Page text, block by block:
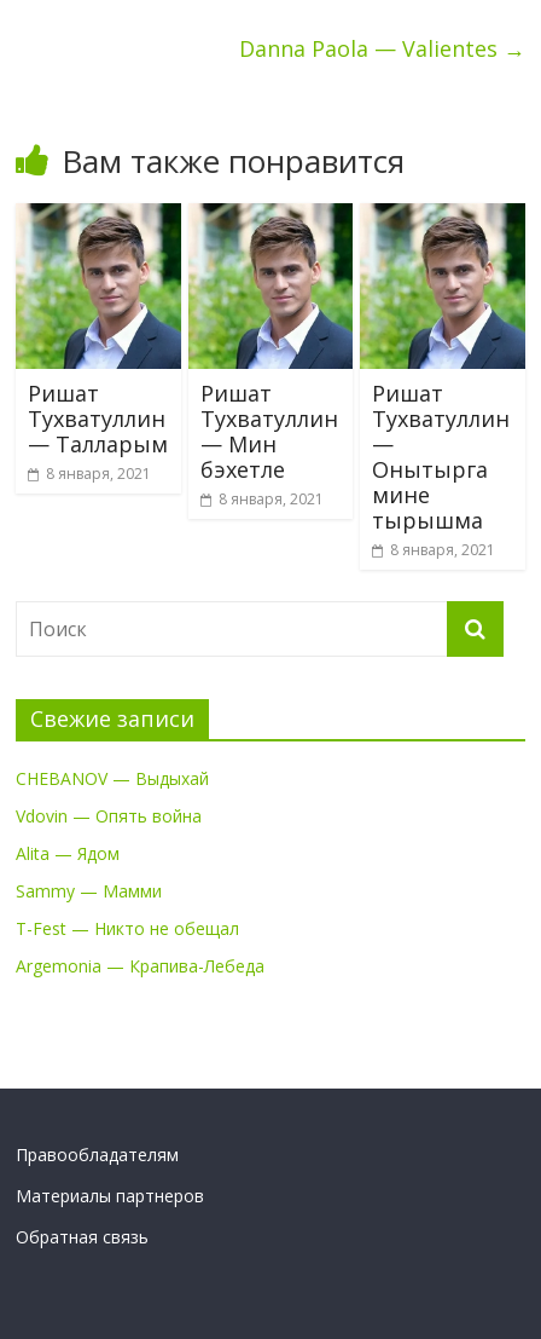
Danna Paola — Valientes →
Вам также понравится
Ришат
Тухватуллин
— Талларым
8 января, 2021
Ришат
Тухватуллин
— Мин
бэхетле
8 января, 2021
Ришат
Тухватуллин
—
Онытырга
мине
тырышма
8 января, 2021
Свежие записи
CHEBANOV — Выдыхай
Vdovin — Опять война
Alita — Ядом
Sammy — Мамми
T-Fest — Никто не обещал
Argemonia — Крапива-Лебеда
Правообладателям
Материалы партнеров
Обратная связь